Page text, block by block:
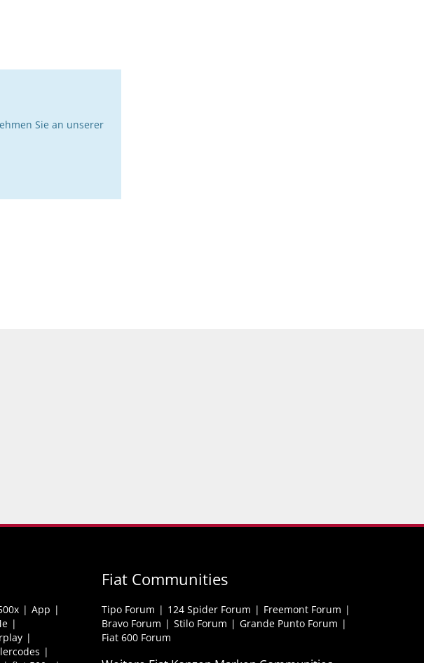
Sie an unserer
App
Fiat Communities
Tipo Forum 124 Spider Forum
Freemont Forum
Bravo Forum
Stilo Forum
Grande Punto Forum
Fiat 600 Forum